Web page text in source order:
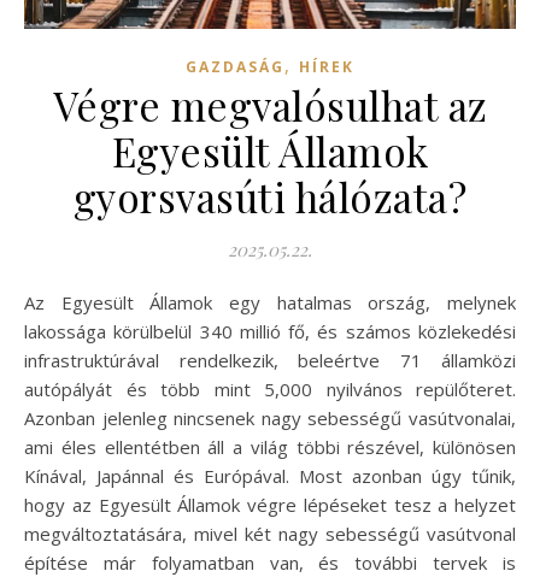
GAZDASÁG , HÍREK
Végre megvalósulhat az
Egyesült Államok
gyorsvasúti hálózata?
2025.05.22.
Az Egyesült Államok egy hatalmas ország, melynek
lakossága körülbelül 340 millió fő, és számos közlekedési
infrastruktúrával rendelkezik, beleértve 71 államközi
autópályát és több mint 5,000 nyilvános repülőteret.
Azonban jelenleg nincsenek nagy sebességű vasútvonalai,
ami éles ellentétben áll a világ többi részével, különösen
Kínával, Japánnal és Európával. Most azonban úgy tűnik,
hogy az Egyesült Államok végre lépéseket tesz a helyzet
megváltoztatására, mivel két nagy sebességű vasútvonal
építése már folyamatban van, és további tervek is